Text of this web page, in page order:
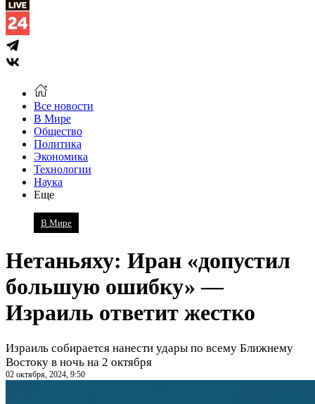
Все новости
В Мире
Общество
Политика
Экономика
Технологии
Наука
Еще
В Мире
Нетаньяху: Иран «допустил
большую ошибку» —
Израиль ответит жестко
Израиль собирается нанести удары по всему Ближнему
Востоку в ночь на 2 октября
02 октября, 2024, 9:50